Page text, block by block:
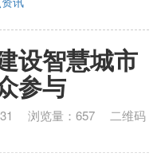
设智慧城市
参与
浏览量： 657 二维码